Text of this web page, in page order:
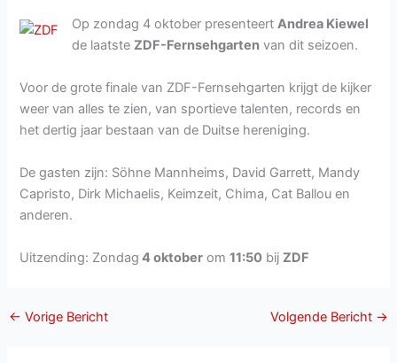
Op zondag 4 oktober presenteertAndrea Kiewel
de laatsteZDF-Fernsehgarten van dit seizoen.
Voor de grote finale van ZDF-Fernsehgarten krijgt de kijker
weer van alles te zien, van sportieve talenten, records en
het dertig jaar bestaan van de Duitse hereniging.
De gasten zijn: Söhne Mannheims, David Garrett, Mandy
Capristo, Dirk Michaelis, Keimzeit, Chima, Cat Ballou en
anderen.
Uitzending: Zondag 4 oktober om11:50 bijZDF
← Vorige Bericht Volgende Bericht →